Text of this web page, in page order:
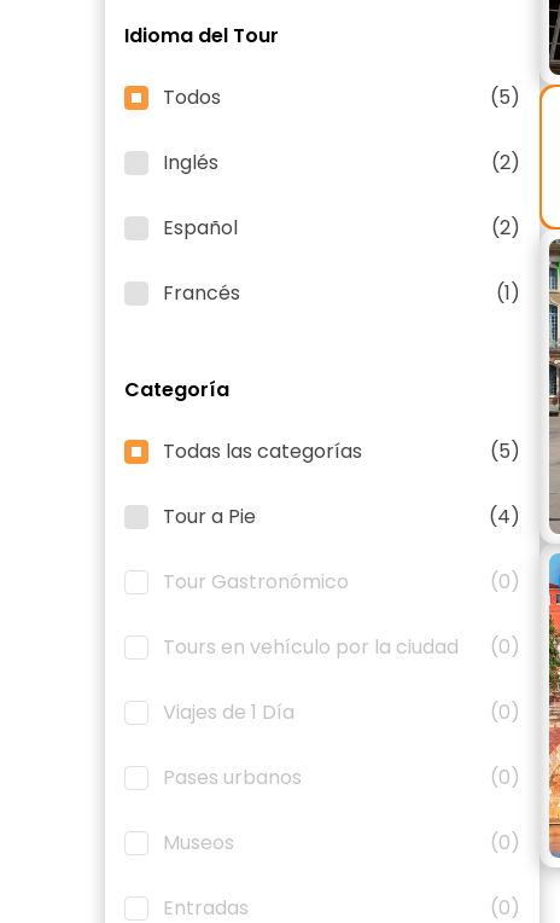
Idioma del Tour
Todos (5)
Inglés (2)
Español (2)
Francés (1)
Categoría
Todas las categorías (5)
Tour a Pie (4)
Tour Gastronómico (0)
Tours en vehículo por la ciudad (0)
Viajes de 1 Día (0)
Pases urbanos (0)
Museos (0)
Entradas (0)